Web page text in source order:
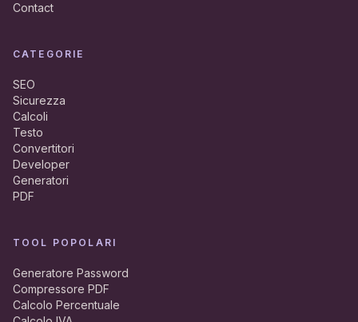
Contact
CATEGORIE
SEO
Sicurezza
Calcoli
Testo
Convertitori
Developer
Generatori
PDF
TOOL POPOLARI
Generatore Password
Compressore PDF
Calcolo Percentuale